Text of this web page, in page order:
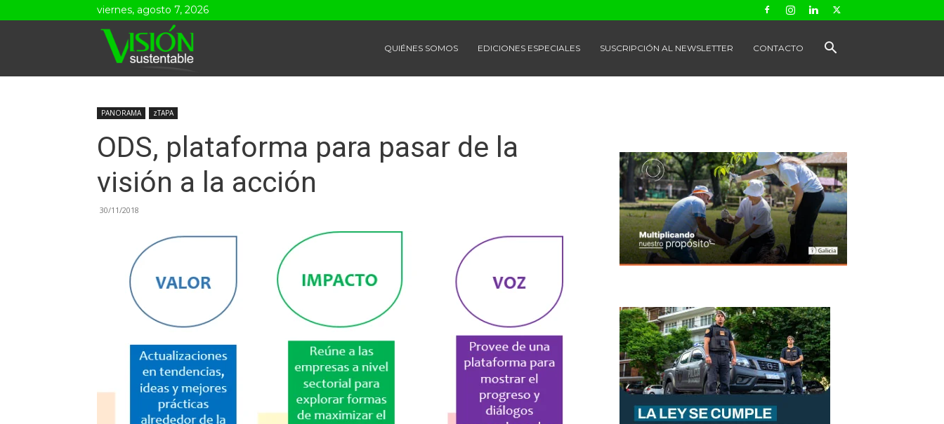
viernes, agosto 7, 2026
QUIÉNES SOMOS EDICIONES ESPECIALES SUSCRIPCIÓN AL NEWSLETTER CONTACTO
PANORAMA zTAPA
ODS, plataforma para pasar de la
visión a la acción
30/11/2018